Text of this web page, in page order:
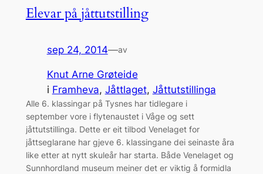
Elevar på jåttutstilling
sep 24, 2014—av
Knut Arne Grøteide
i Framheva, Jåttlaget, Jåttutstillinga
Alle 6. klassingar på Tysnes har tidlegare i
september vore i flytenaustet i Våge og sett
jåttutstillinga. Dette er eit tilbod Venelaget for
jåttseglarane har gjeve 6. klassingane dei seinaste åra
like etter at nytt skuleår har starta. Både Venelaget og
Sunnhordland museum meiner det er viktig å formidla